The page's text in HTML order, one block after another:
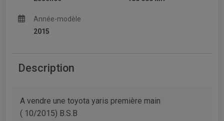
Année-modèle
2015
Description
A vendre une toyota yaris première main
( 10/2015) B.S.B